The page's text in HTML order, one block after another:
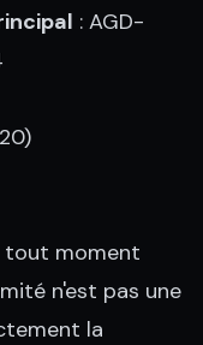
: AGD-
tout moment
n'est pas une
la